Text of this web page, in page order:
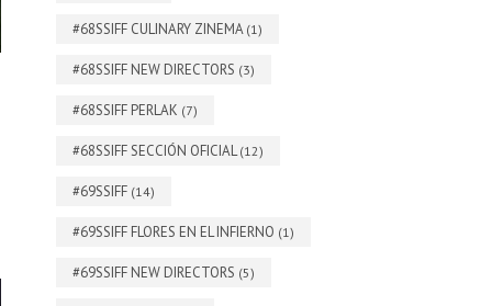
#68SSIFF CULINARY ZINEMA (1)
#68SSIFF NEW DIRECTORS (3)
#68SSIFF PERLAK (7)
#68SSIFF SECCIÓN OFICIAL(12)
#69SSIFF (14)
#69SSIFF FLORES EN EL INFIERNO (1)
#69SSIFF NEW DIRECTORS (5)